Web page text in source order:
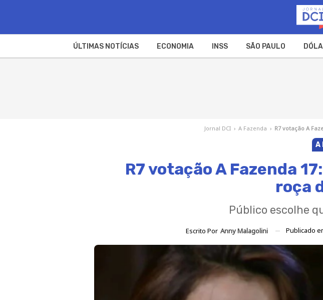
ÚLTIMAS NOTÍCIAS ECONOMIA INSS SÃO PAULO
Jornal DCI › A Fazenda › R7 votação A
A
R7 votação A Fazenda
roça
Público escolhe
Escrito Por Anny Malagolini Publicado